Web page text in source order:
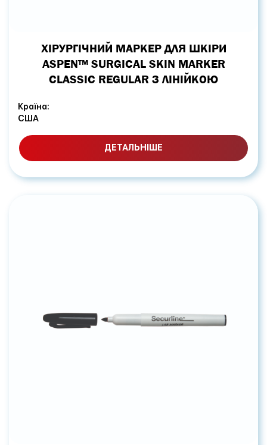
ХІРУРГІЧНИЙ МАРКЕР ДЛЯ ШКІРИ
ASPEN™ SURGICAL SKIN MARKER
CLASSIC REGULAR З ЛІНІЙКОЮ
Країна:
США
ДЕТАЛЬНІШЕ